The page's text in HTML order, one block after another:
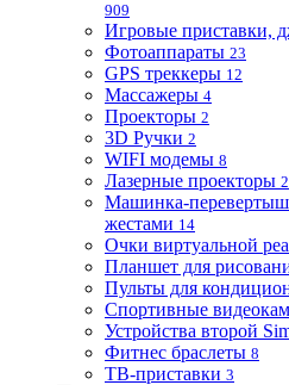
909
Игровые приставки,
Фотоаппараты 23
GPS треккеры 12
Массажеры 4
Проекторы 2
3D Ручки 2
WIFI модемы 8
Лазерные проекторы 2
Машинка-перевертыш
жестами 14
Очки виртуальной
Планшет для
Пульты для
Спортивные
Устройства второй
Фитнес браслеты 8
ТВ-приставки 3